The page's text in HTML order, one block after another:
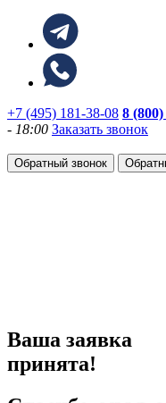
+7 (495) 181-38-08 8
- 18:00 Заказать звонок
Обратный звонок
Ваша заявка
принята!